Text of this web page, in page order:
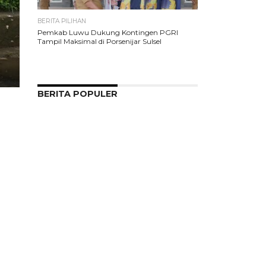
BERITA PILIHAN
Pemkab Luwu Dukung Kontingen PGRI
Tampil Maksimal di Porsenijar Sulsel
BERITA POPULER